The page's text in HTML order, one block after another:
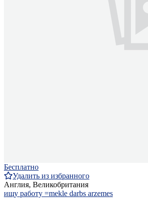
Бесплатно
Удалить из избранного
Англия, Великобритания
ищу работу =mekle darbs arzemes